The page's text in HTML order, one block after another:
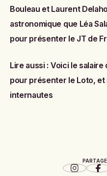
Bouleau et Laurent
astronomique que Léa
pour présenter le JT de
Lire aussi : Voici le salaire
pour présenter le Loto,
internautes